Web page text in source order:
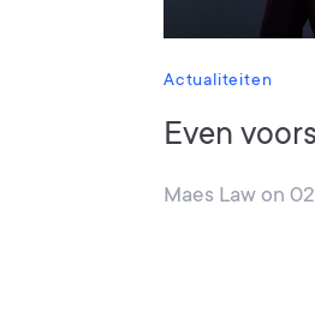
Actualiteiten
Even
Maes Law on